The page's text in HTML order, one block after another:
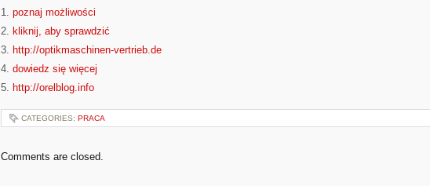
1. poznaj możliwości
2. kliknij, aby sprawdzić
3. http://optikmaschinen-vertrieb.de
4. dowiedz się więcej
5. http://orelblog.info
CATEGORIES: PRACA
Comments are closed.